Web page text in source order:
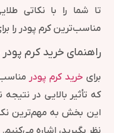
تا شما را با نکاتی
مناسب‌ترین کرم پودر را
راهنمای خرید کرم
برای خرید کرم پودر
که تأثیر بالایی در
این بخش به مهم‌ترین
نظر بگیرید، اشاره می‌کنیم.